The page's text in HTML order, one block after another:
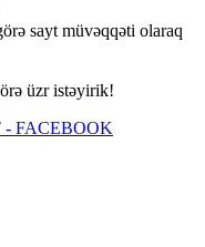
sayt müvəqqəti olaraq
üzr istəyirik!
FACEBOOK